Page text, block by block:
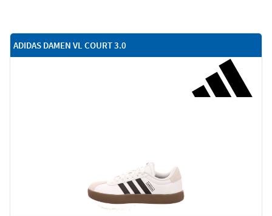
ADIDAS DAMEN VL COURT 3.0